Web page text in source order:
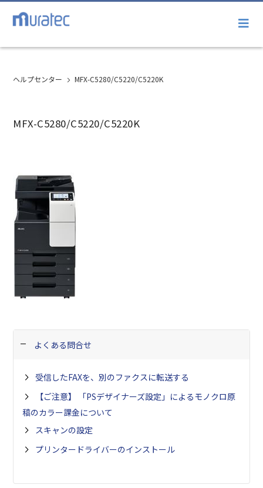
ヘルプセンター MFX-C5280/C5220/C5220K
MFX-C5280/C5220/C5220K
よくある問合せ
受信したFAXを、別のファクスに転送する
【ご注意】 「PSデザイナーズ設定」によるモノクロ原
稿のカラー課金について
スキャンの設定
プリンタードライバーのインストール